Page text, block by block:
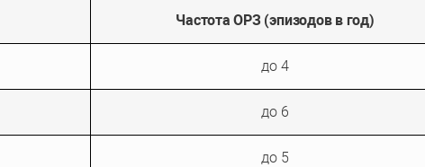
Частота ОРЗ (эпизодов в год)
до 4
до 6
до 5